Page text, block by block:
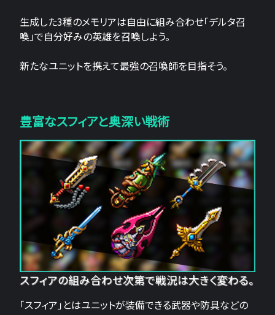
生成した3種のメモリアは自由に組み合わせ「デルタ召
喚」で自分好みの英雄を召喚しよう。
新たなユニットを携えて最強の召喚師を目指そう。
豊富なスフィアと奥深い戦術
スフィアの組み合わせ次第で戦況は大きく変わる。
「スフィア」とはユニットが装備できる武器や防具などの